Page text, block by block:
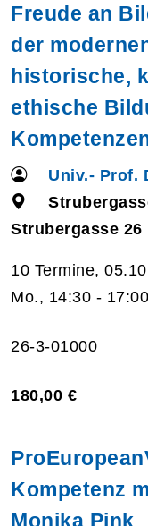
Freude an
der
historische,
ethische
Univ.- Prof.
Strubergasse 26
10 Termine,
Mo., 14:30 -
26-3-01000
180,00 €
Kompetenz
Monika Pink